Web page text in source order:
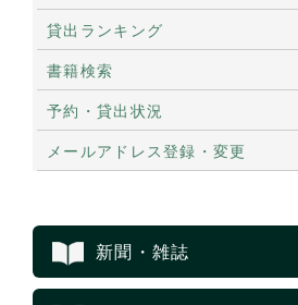
貸出ランキング
書籍検索
予約・貸出状況
メールアドレス登録・変更
新聞・雑誌